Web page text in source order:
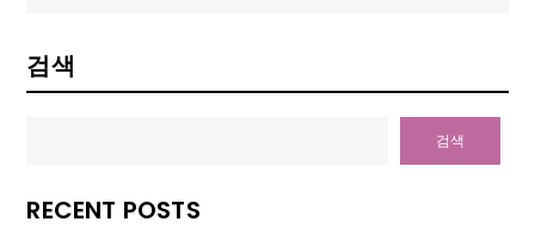
검색
검색
RECENT POSTS